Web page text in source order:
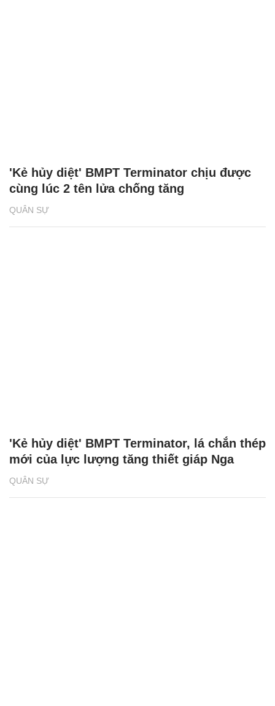
QUÂN SỰ
'Kẻ hủy diệt' BMPT Terminator chịu được
cùng lúc 2 tên lửa chống tăng
QUÂN SỰ
'Kẻ hủy diệt' BMPT Terminator, lá chắn thép
mới của lực lượng tăng thiết giáp Nga